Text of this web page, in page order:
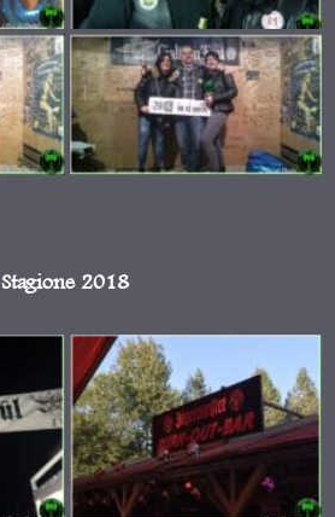
Stagione 2018